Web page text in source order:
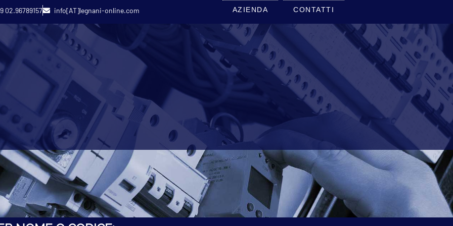
02.96789157 info[AT]legnani-online.com AZIENDA CONTATTI